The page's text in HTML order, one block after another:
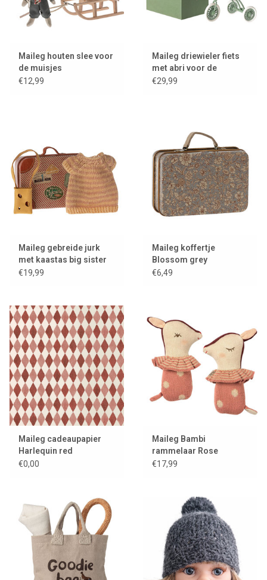
Maileg houten slee voor
de muisjes
€12,99
Maileg driewieler fiets
met abri voor de
muisjes / kleur groen
€29,99
Maileg gebreide jurk
met kaastas big sister
muis + een metalen
€19,99
Maileg koffertje
Blossom grey
€6,49
Maileg cadeaupapier
Harlequin red
€0,00
Maileg Bambi
rammelaar Rose
€17,99